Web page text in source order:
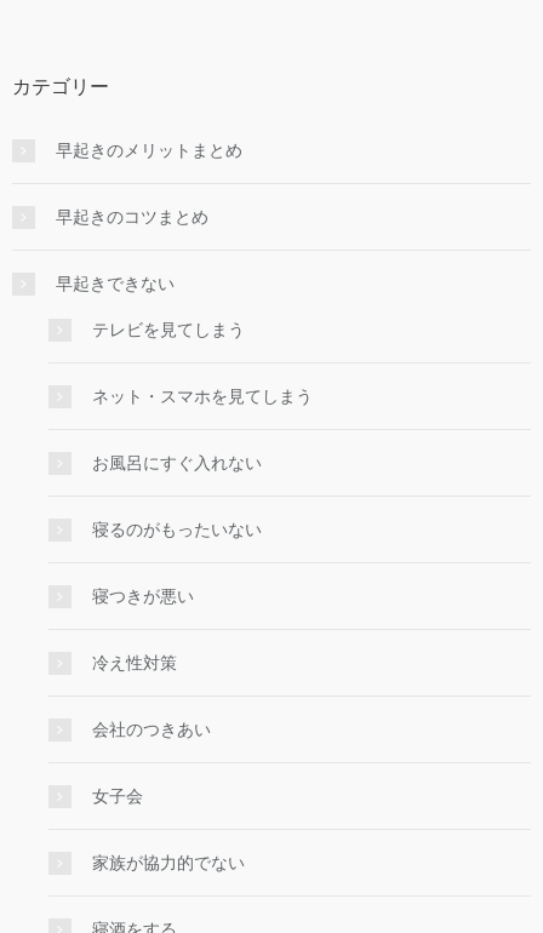
カテゴリー
早起きのメリットまとめ
早起きのコツまとめ
早起きできない
テレビを見てしまう
ネット・スマホを見てしまう
お風呂にすぐ入れない
寝るのがもったいない
寝つきが悪い
冷え性対策
会社のつきあい
女子会
家族が協力的でない